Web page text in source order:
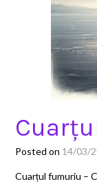
Posted on 14/03/
Cuarțul fumuriu –